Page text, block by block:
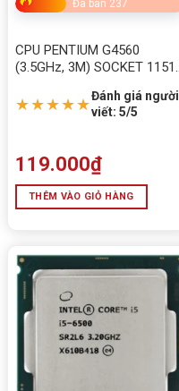
Đã bán 237
CPU PENTIUM G4560
(3.5GHz, 3M) SOCKET 1151
★★★★★Đánh giá người
viết: 5/5
119.000₫
THÊM VÀO GIỎ HÀNG